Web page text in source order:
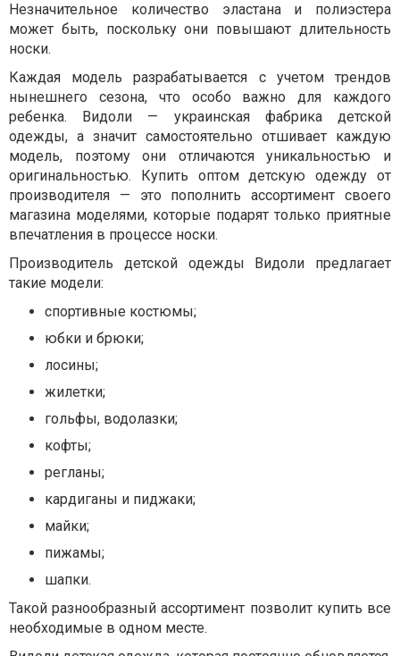
Незначительное количество эластана и полиэстера
может быть, поскольку они повышают длительность
носки.
Каждая модель разрабатывается с учетом трендов
нынешнего сезона, что особо важно для каждого
ребенка. Видоли — украинская фабрика детской
одежды, а значит самостоятельно отшивает каждую
модель, поэтому они отличаются уникальностью и
оригинальностью. Купить оптом детскую одежду от
производителя — это пополнить ассортимент своего
магазина моделями, которые подарят только приятные
впечатления в процессе носки.
Производитель детской одежды Видоли предлагает
такие модели:
спортивные костюмы;
юбки и брюки;
лосины;
жилетки;
гольфы, водолазки;
кофты;
регланы;
кардиганы и пиджаки;
майки;
пижамы;
шапки.
Такой разнообразный ассортимент позволит купить все
необходимые в одном месте.